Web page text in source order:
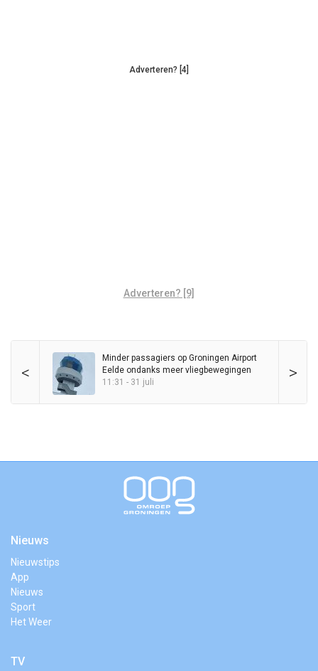
Adverteren? [4]
Adverteren? [9]
< >
Minder passagiers op Groningen Airport
Eelde ondanks meer vliegbewegingen
11:31 - 31 juli
Nieuws
Nieuwstips
App
Nieuws
Sport
Het Weer
TV